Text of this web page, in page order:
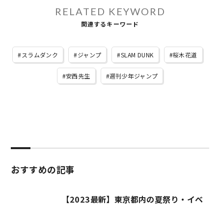
RELATED KEYWORD
関連するキーワード
スラムダンク ジャンプ SLAM DUNK 桜木花道
安西先生 週刊少年ジャンプ
おすすめの記事
【2023最新】東京都内の夏祭り・イベ